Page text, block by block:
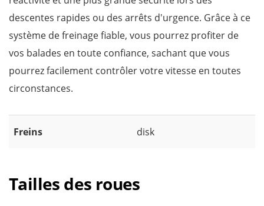
descentes rapides ou des arrêts d'urgence. Grâce à ce
système de freinage fiable, vous pourrez profiter de
vos balades en toute confiance, sachant que vous
pourrez facilement contrôler votre vitesse en toutes
circonstances.
Freins disk
Tailles des roues